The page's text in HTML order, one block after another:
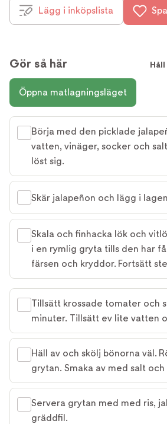
Lägg i inköpslista
Gör så här
Öppna matlagningsläget
Börja med den picklade
vatten, vinäger, socker och
löst sig.
Skär jalapeñon och lägg i
Skala och finhacka lök och
i en rymlig gryta tills den har
färsen och kryddor. Fortsätt
Tillsätt krossade tomater och
minuter. Tillsätt ev lite vatten
Häll av och skölj bönorna väl.
grytan. Smaka av med salt och
Servera grytan med med ris,
gräddfil.